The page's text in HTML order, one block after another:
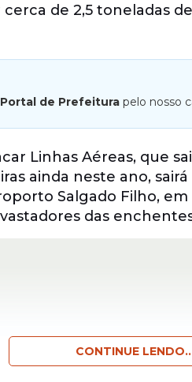
cerca de 2,5 toneladas
Portal de Prefeitura pelo nosso
Linhas Aéreas, que
ainda neste ano,
Salgado Filho,
das
CONTINUE